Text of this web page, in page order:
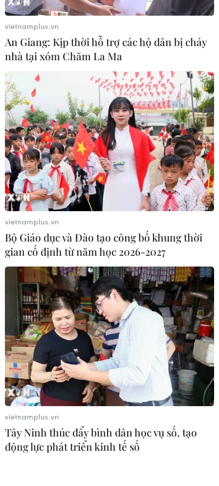
vietnamplus.vn
An Giang: Kịp thời hỗ trợ các hộ dân bị cháy
nhà tại xóm Chăm La Ma
vietnamplus.vn
Bộ Giáo dục và Đào tạo công bố khung thời
gian cố định từ năm học 2026-2027
vietnamplus.vn
Tây Ninh thúc đẩy bình dân học vụ số, tạo
động lực phát triển kinh tế số